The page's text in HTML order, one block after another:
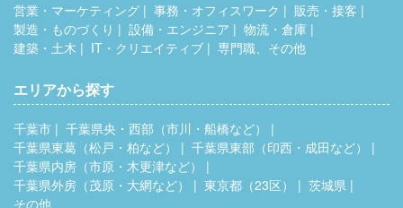
営業・マーケティング 事務・オフィスワーク
販売・接客
製造・ものづくり
設備・エンジニア
物流・倉庫
建築・土木
IT・クリエイティブ 専門職、その他
エリアから探す
千葉市
千葉県央・西部（市川・船橋など）
千葉県東葛（松戸・柏など）
千葉県東部（印西・成田など）
千葉県内房（市原・木更津など）
千葉県外房（茂原・大網など）
東京都（23区）
茨城県
その他